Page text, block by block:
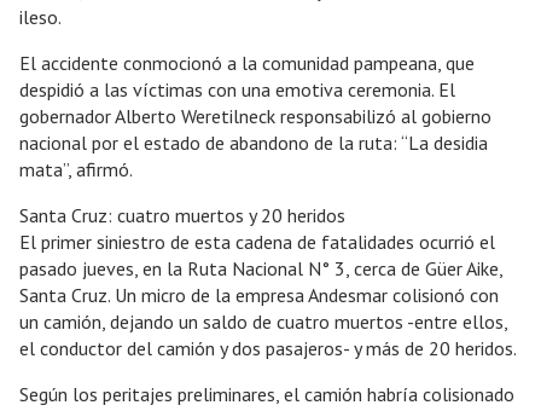
ileso.
El accidente conmocionó a la comunidad pampeana, que
despidió a las víctimas con una emotiva ceremonia. El
gobernador Alberto Weretilneck responsabilizó al gobierno
nacional por el estado de abandono de la ruta: “La desidia
mata”, afirmó.
Santa Cruz: cuatro muertos y 20 heridos
El primer siniestro de esta cadena de fatalidades ocurrió el
pasado jueves, en la Ruta Nacional N° 3, cerca de Güer Aike,
Santa Cruz. Un micro de la empresa Andesmar colisionó con
un camión, dejando un saldo de cuatro muertos -entre ellos,
el conductor del camión y dos pasajeros- y más de 20 heridos.
Según los peritajes preliminares, el camión habría colisionado